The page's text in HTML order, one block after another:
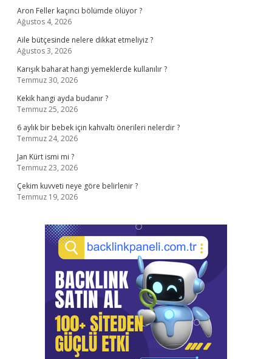
Aron Feller kaçıncı bölümde ölüyor ?
Ağustos 4, 2026
Aile bütçesinde nelere dikkat etmeliyiz ?
Ağustos 3, 2026
Karışık baharat hangi yemeklerde kullanılır ?
Temmuz 30, 2026
Kekik hangi ayda budanır ?
Temmuz 25, 2026
6 aylık bir bebek için kahvaltı önerileri nelerdir ?
Temmuz 24, 2026
Jan Kürt ismi mi ?
Temmuz 23, 2026
Çekim kuvveti neye göre belirlenir ?
Temmuz 19, 2026